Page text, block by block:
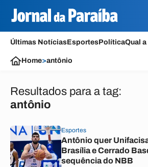
Últimas NotíciasEsportesPolíticaQual
Home>antônio
Resultados para a tag:
antônio
Esportes
Antônio quer
Brasília e Cerrado
sequência do NBB